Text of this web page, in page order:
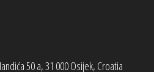
50 a, 31 000 Osijek, Croatia